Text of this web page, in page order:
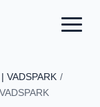
VADSPARK /